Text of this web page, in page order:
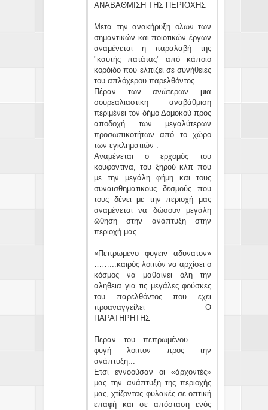
ΑΝΑΒΑΘΜΙΣΗ ΤΗΣ ΠΕΡΙΟΧΗΣ
Μετα την ανακήρυξη ολων των
σημαντικών και ποιοτικών έργων
αναμένεται η παραλαβή της
"καυτής πατάτας" από κάποιο
κορόιδο που ελπίζει σε συνήθειες
του απλόχερου παρελθόντος
Πέραν των ανώτερων μια
σουρεαλιαστικη αναβάθμιση
περιμένει τον δήμο Δομοκού προς
αποδοχή των μεγαλύτερων
προσωπικοτήτων από το χώρο
των εγκληματιών .
Αναμένεται ο ερχομός του
κουφοντινα, του ξηρού κλπ που
με την μεγάλη φήμη και τους
συναισθηματικους δεσμούς που
τους δένει με την περιοχή μας
αναμένεται να δώσουν μεγάλη
ώθηση στην ανάπτυξη στην
περιοχή μας
«Πεπρωμενο φυγειν αδυνατον»
……...καιρός λοιπόν να αρχίσει ο
κόσμος να μαθαίνει όλη την
αληθεια για τις μεγάλες φούσκες
του παρελθόντος που εχει
προαναγγείλει Ο
ΠΑΡΑΤΗΡΗΤΗΣ
Περαν του πεπρωμένου ……
φυγή λοιπον προς την
ανάπτυξη...
Ετσι εννοούσαν οι «άρχοντές»
μας την ανάπτυξη της περιοχής
μας, χτίζοντας φυλακές σε οπτική
επαφή και σε απόσταση ενός